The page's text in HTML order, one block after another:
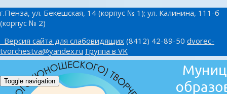
г.Пенза, ул. Бекешская, 14 (корпус № 1); ул. Калинина, 111-б
(корпус № 2)
Версия сайта для слабовидящих (8412) 42-89-50 dvorec-
tvorchestva@yandex.ru Группа в VK
Toggle navigation